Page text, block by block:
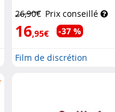
26,90€ Prix conseillé
16,95€ -37 %
Film de discrétion